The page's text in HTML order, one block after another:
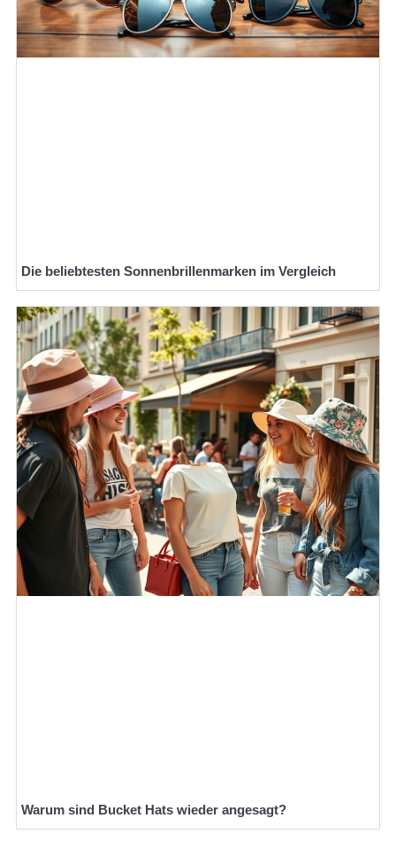
Die beliebtesten Sonnenbrillenmarken im Vergleich
Warum sind Bucket Hats wieder angesagt?